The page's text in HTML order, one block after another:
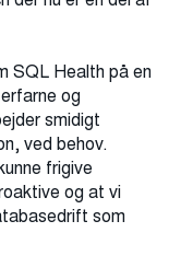
SQL Health på en
og
smidigt
ved behov.
frigive
og at vi
som